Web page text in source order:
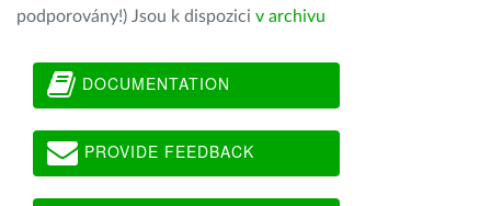
podporovány!) Jsou k dispozici v archivu
DOCUMENTATION
PROVIDE FEEDBACK